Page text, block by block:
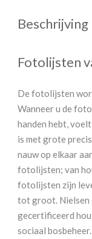
Beschrijving
Fotolijsten
De fotolijsten
Wanneer u de
handen hebt,
is met grote
nauw op elkaar
fotolijsten; van
fotolijsten zijn
tot groot. Nielsen
gecertificeerd
sociaal